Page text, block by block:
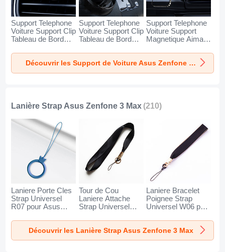
Support Telephone
Voiture Support Clip
Tableau de Bord
Asus Zenfone 3
Max Noir
Support Telephone
Voiture Support Clip
Tableau de Bord
Asus Zenfone 3
Max Noir
Support Telephone
Voiture Support
Magnetique Aimant
Universel BS1 pour
Asus Zenfone 3
Max Noir
Découvrir les Support de Voiture Asus Zenfone 3 Max
Lanière Strap Asus Zenfone 3 Max (210)
Laniere Porte Cles
Strap Universel
R07 pour Asus
Bleu
Tour de Cou
Laniere Attache
Strap Universel
Zenfone 3 Max Noir
Laniere Bracelet
Poignee Strap
Universel W06 pour
Max Noir
Découvrir les Lanière Strap Asus Zenfone 3 Max